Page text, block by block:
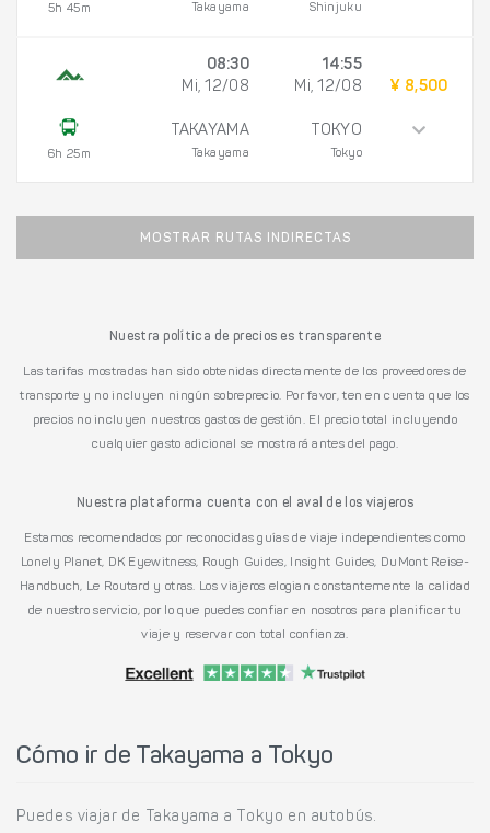
5h 45m Takayama Shinjuku
6h 25m
08:30
Mi, 12/08
TAKAYAMA
Takayama
14:55
Mi, 12/08
TOKYO
Tokyo
¥ 8,500
MOSTRAR RUTAS INDIRECTAS
Nuestra política de precios es transparente
Las tarifas mostradas han sido obtenidas directamente de los proveedores de
transporte y no incluyen ningún sobreprecio. Por favor, ten en cuenta que los
precios no incluyen nuestros gastos de gestión. El precio total incluyendo
cualquier gasto adicional se mostrará antes del pago.
Nuestra plataforma cuenta con el aval de los viajeros
Estamos recomendados por reconocidas guías de viaje independientes como
Lonely Planet, DK Eyewitness, Rough Guides, Insight Guides, DuMont Reise-
Handbuch, Le Routard y otras. Los viajeros elogian constantemente la calidad
de nuestro servicio, por lo que puedes confiar en nosotros para planificar tu
viaje y reservar con total confianza.
Cómo ir de Takayama a Tokyo
Puedes viajar de Takayama a Tokyo en autobús.